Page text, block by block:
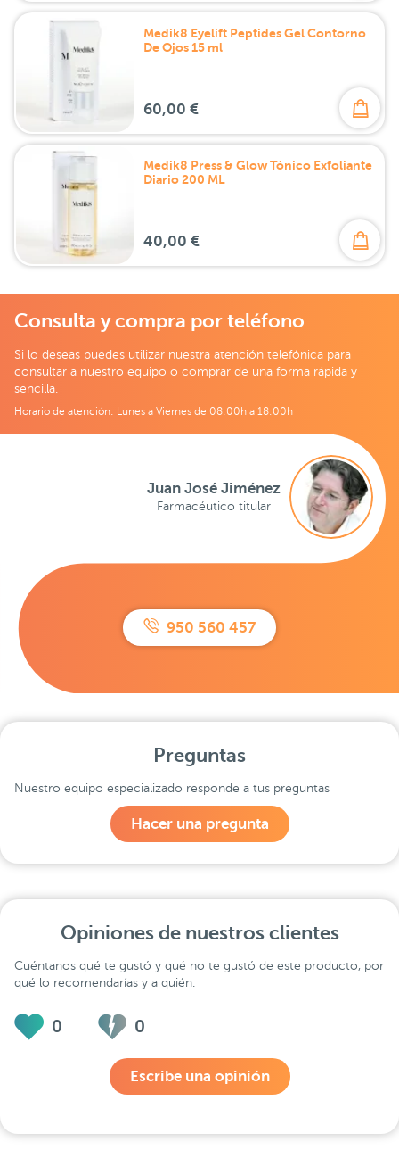
Medik8 Eyelift Peptides Gel Contorno
De Ojos 15 ml
60,00 €
Medik8 Press & Glow Tónico Exfoliante
Diario 200 ML
40,00 €
Consulta y compra por teléfono
Si lo deseas puedes utilizar nuestra atención telefónica para
consultar a nuestro equipo o comprar de una forma rápida y
sencilla.
Horario de atención: Lunes a Viernes de 08:00h a 18:00h
950 560 457
Juan José Jiménez
Farmacéutico titular
Preguntas
Nuestro equipo especializado responde a tus preguntas
Hacer una pregunta
Opiniones de nuestros clientes
Cuéntanos qué te gustó y qué no te gustó de este producto, por
qué lo recomendarías y a quién.
0 0
Escribe una opinión